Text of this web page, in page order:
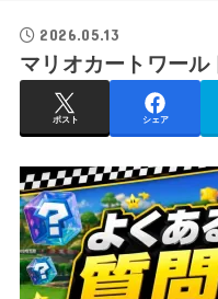
2026.05.13
マリオカートワー
ポスト シェア